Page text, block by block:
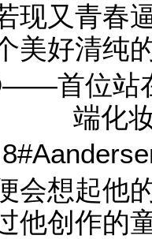
现又青春
美好清纯
会想起他
他创作的